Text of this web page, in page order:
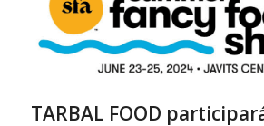
TARBAL FOOD